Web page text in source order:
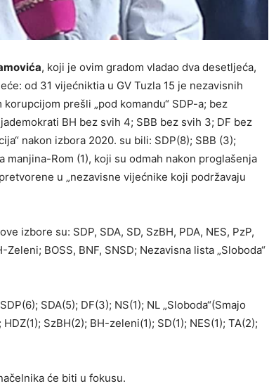
, koji je ovim gradom vladao dva desetljeća,
od 31 vijećniktia u GV Tuzla 15 je nezavisnih
prešli „pod komandu“ SDP-a; bez
BH bez svih 4; SBB bez svih 3; DF bez
nakon izbora 2020. su bili: SDP(8); SBB (3);
manjina-Rom (1), koji su odmah nakon proglašenja
u „nezavisne vijećnike koji podržavaju
izbore su: SDP, SDA, SD, SzBH, PDA, NES, PzP,
Zeleni; BOSS, BNF, SNSD; Nezavisna lista „Sloboda“
SDA(5); DF(3); NS(1); NL „Sloboda“(Smajo
SzBH(2); BH-zeleni(1); SD(1); NES(1); TA(2);
će biti u fokusu.